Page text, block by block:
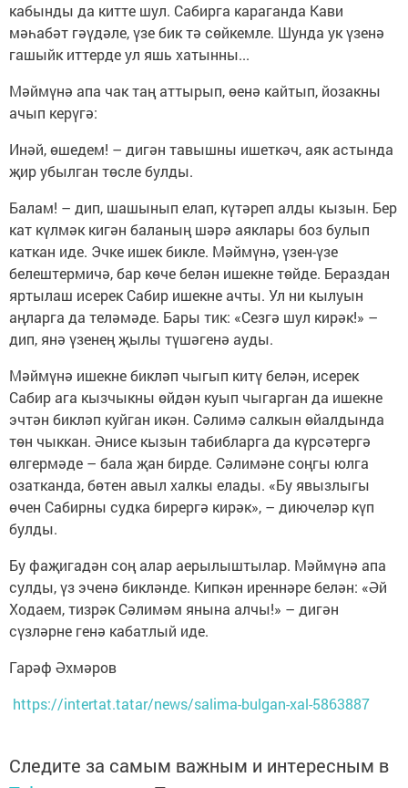
кабынды да китте шул. Сабирга караганда Кави
мәһабәт гәүдәле, үзе бик тә сөйкемле. Шунда ук үзенә
гашыйк иттерде ул яшь хатынны...
Мәймүнә апа чак таң аттырып, өенә кайтып, йозакны
ачып керүгә:
Инәй, өшедем! – дигән тавышны ишеткәч, аяк астында
җир убылган төсле булды.
Балам! – дип, шашынып елап, күтәреп алды кызын. Бер
кат күлмәк кигән баланың шәрә аяклары боз булып
каткан иде. Эчке ишек бикле. Мәймүнә, үзен-үзе
белештермичә, бар көче белән ишекне төйде. Бераздан
яртылаш исерек Сабир ишекне ачты. Ул ни кылуын
аңларга да теләмәде. Бары тик: «Сезгә шул кирәк!» –
дип, янә үзенең җылы түшәгенә ауды.
Мәймүнә ишекне бикләп чыгып китү белән, исерек
Сабир ага кызчыкны өйдән куып чыгарган да ишекне
эчтән бикләп куйган икән. Сәлимә салкын өйалдында
төн чыккан. Әнисе кызын табибларга да күрсәтергә
өлгермәде – бала җан бирде. Сәлимәне соңгы юлга
озатканда, бөтен авыл халкы елады. «Бу явызлыгы
өчен Сабирны судка бирергә кирәк», – диючеләр күп
булды.
Бу фаҗигадән соң алар аерылыштылар. Мәймүнә апа
сулды, үз эченә бикләнде. Кипкән иреннәре белән: «Әй
Ходаем, тизрәк Сәлимәм янына алчы!» – дигән
сүзләрне генә кабатлый иде.
Гарәф Әхмәров
https://intertat.tatar/news/salima-bulgan-xal-5863887
Следите за самым важным и интересным в